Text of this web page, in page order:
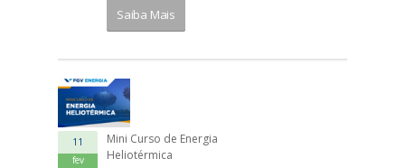
Saiba Mais
11
fev
Mini Curso de Energia
Heliotérmica